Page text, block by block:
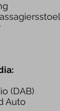
(DAB)
Auto